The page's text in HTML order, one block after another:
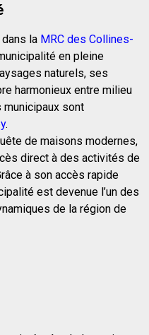
la MRC des Collines-
en pleine
naturels, ses
harmonieux entre milieu
sont
.
de maisons modernes,
direct à des activités de
à son accès rapide
est devenue l’un des
de la région de